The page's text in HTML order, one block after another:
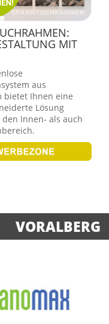
MIT
aus
bietet Ihnen eine
Lösung
Innen- als auch
VORALBERG